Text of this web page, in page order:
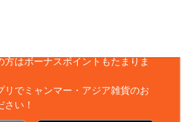
方はボーナスポイントもたまりま
リでミャンマー・アジア雑貨のお
い！